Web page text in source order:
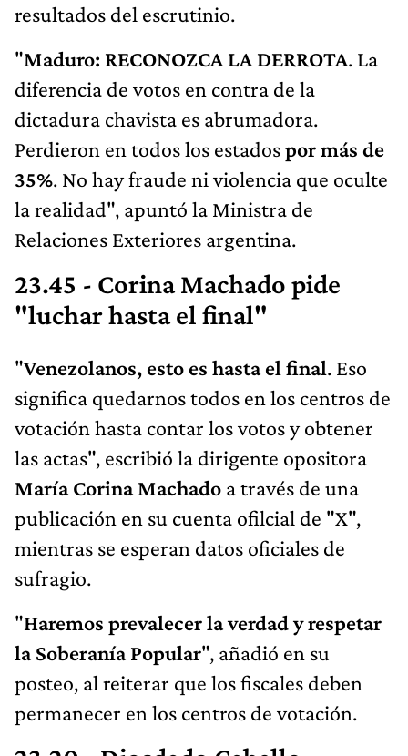
resultados del escrutinio.
"Maduro: RECONOZCA LA DERROTA. La
diferencia de votos en contra de la
dictadura chavista es abrumadora.
Perdieron en todos los estadospor más de
35%. No hay fraude ni violencia que oculte
la realidad", apuntó la Ministra de
Relaciones Exteriores argentina.
23.45 - Corina Machado pide
"luchar hasta el final"
"Venezolanos, esto es hasta el final. Eso
significa quedarnos todos en los centros de
votación hasta contar los votos y obtener
las actas", escribió la dirigente opositora
María Corina Machado a través de una
publicación en su cuenta ofilcial de "X",
mientras se esperan datos oficiales de
sufragio.
"Haremos prevalecer la verdad y respetar
la Soberanía Popular", añadió en su
posteo, al reiterar que los fiscales deben
permanecer en los centros de votación.